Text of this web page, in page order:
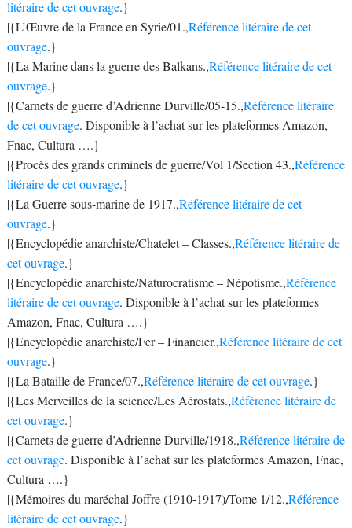
litéraire de cet ouvrage.}
|{L’Œuvre de la France en Syrie/01.,Référence litéraire de cet
ouvrage.}
|{La Marine dans la guerre des Balkans.,Référence litéraire de cet
ouvrage.}
|{Carnets de guerre d’Adrienne Durville/05-15.,Référence litéraire
de cet ouvrage. Disponible à l’achat sur les plateformes Amazon,
Fnac, Cultura ….}
|{Procès des grands criminels de guerre/Vol 1/Section 43.,Référence
litéraire de cet ouvrage.}
|{La Guerre sous-marine de 1917.,Référence litéraire de cet
ouvrage.}
|{Encyclopédie anarchiste/Chatelet – Classes.,Référence litéraire de
cet ouvrage.}
|{Encyclopédie anarchiste/Naturocratisme – Népotisme.,Référence
litéraire de cet ouvrage. Disponible à l’achat sur les plateformes
Amazon, Fnac, Cultura ….}
|{Encyclopédie anarchiste/Fer – Financier.,Référence litéraire de cet
ouvrage.}
|{La Bataille de France/07.,Référence litéraire de cet ouvrage.}
|{Les Merveilles de la science/Les Aérostats.,Référence litéraire de
cet ouvrage.}
|{Carnets de guerre d’Adrienne Durville/1918.,Référence litéraire de
cet ouvrage. Disponible à l’achat sur les plateformes Amazon, Fnac,
Cultura ….}
|{Mémoires du maréchal Joffre (1910-1917)/Tome 1/12.,Référence
litéraire de cet ouvrage.}